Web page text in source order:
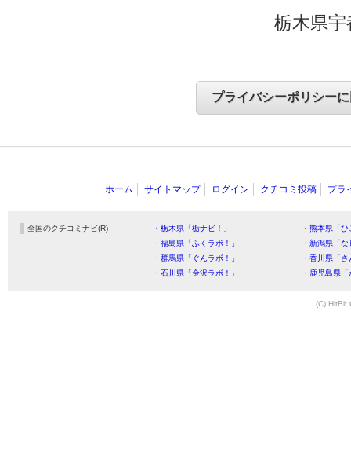
栃木県
ホーム サイトマップ ログイン クチコミ投稿 プラ
全国のクチコミナビ(R) ・栃木県「栃ナビ！」
・熊本県「
・福島県「ふくラボ！」
・新潟県「
・群馬県「ぐんラボ！」
・香川県「
・石川県「金沢ラボ！」
・鹿児島県
(C) HitBit